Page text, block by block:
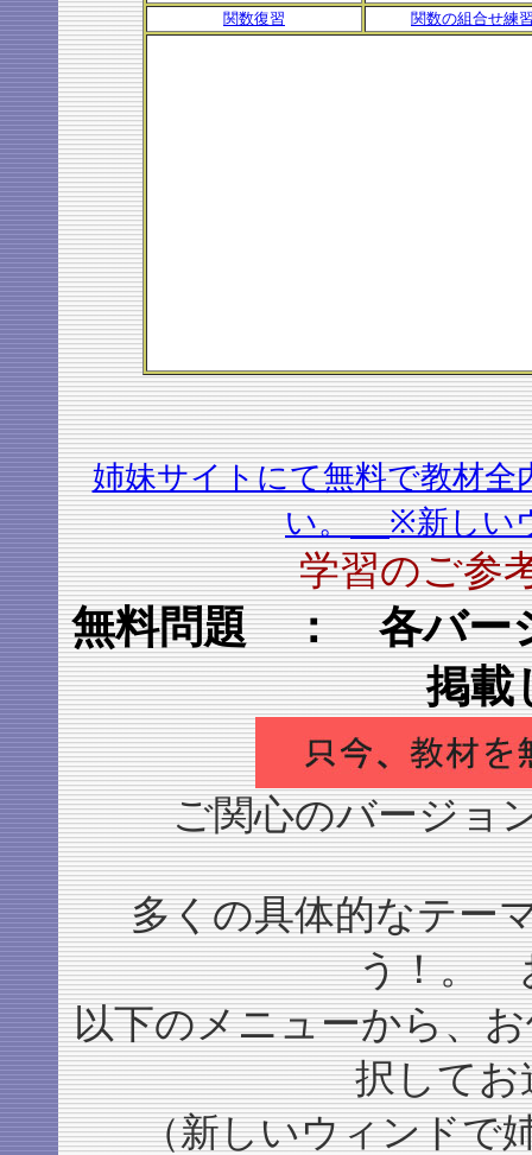
関数復習
関数の組合せ練
姉妹サイトにて無料で教材
い。
※新しい
学習のご参
無料問題 ： 各バー
掲載
ご関心のバージョ
多くの具体的なテー
う！。
以下のメニューから、
択してお
（新しいウィンドで